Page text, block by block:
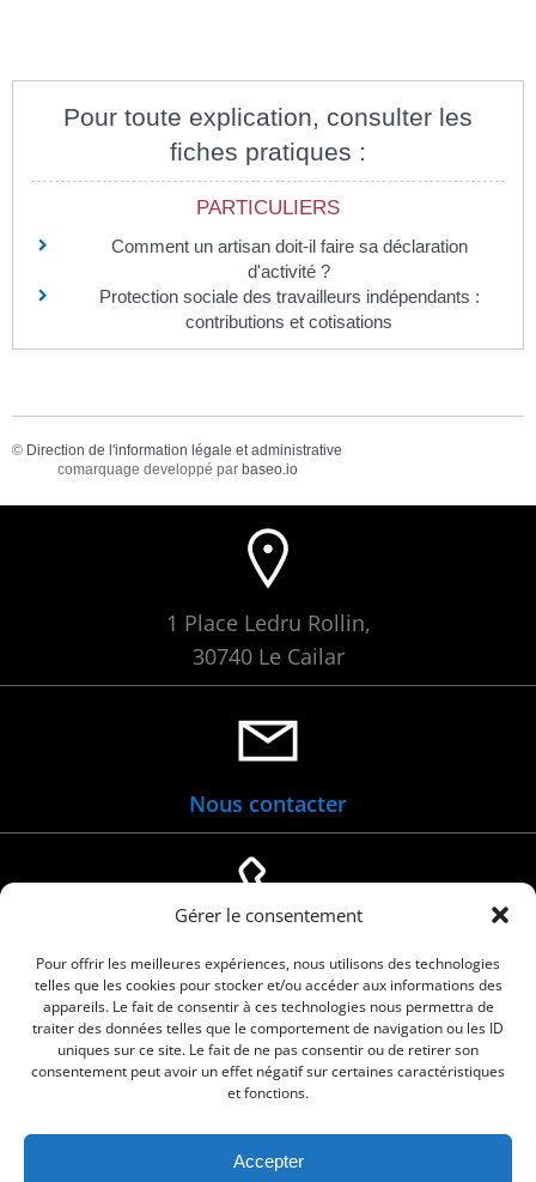
Gérer le consentement
Pour offrir les meilleures expériences, nous utilisons des technologies
telles que les cookies pour stocker et/ou accéder aux informations des
appareils. Le fait de consentir à ces technologies nous permettra de
traiter des données telles que le comportement de navigation ou les ID
uniques sur ce site. Le fait de ne pas consentir ou de retirer son
consentement peut avoir un effet négatif sur certaines caractéristiques
et fonctions.
Accepter
Pour toute explication, consulter les
fiches pratiques :
PARTICULIERS
Comment un artisan doit-il faire sa déclaration
d'activité ?
Protection sociale des travailleurs indépendants :
contributions et cotisations
© Direction de l'information légale et administrative
comarquage developpé par baseo.io
1 Place Ledru Rollin,
30740 Le Cailar
Nous contacter
04 66 88 01 05